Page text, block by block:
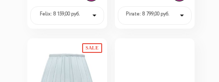
Felix: 8 159,00 руб. Pirate: 8 799,00 руб.
SALE